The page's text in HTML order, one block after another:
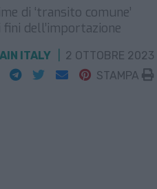
di ‘transito comune’
dell’importazione
ITALY
2 OTTOBRE 2023
STAMPA